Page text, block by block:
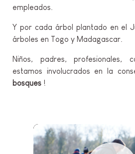
empleados.
Y por cada árbol plantado en el
árboles en Togo y Madagascar.
Niños, padres, profesionales,
estamos involucrados en la
bosques !